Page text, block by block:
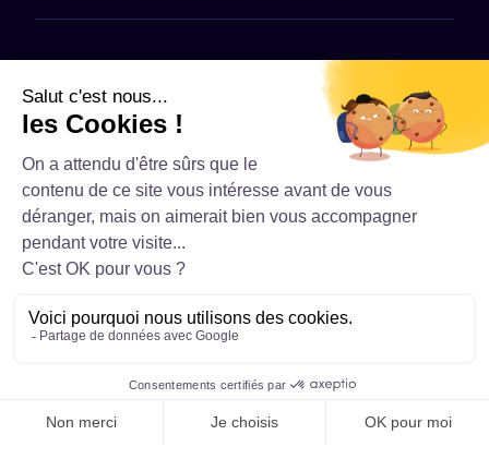
Modernisez Votre Outil | THATMUCH
THATMUCH - Tous droits réservés
Politique de confidentialité – THATMUCH
Conditions générales de vente
Mentions Légales
Contact